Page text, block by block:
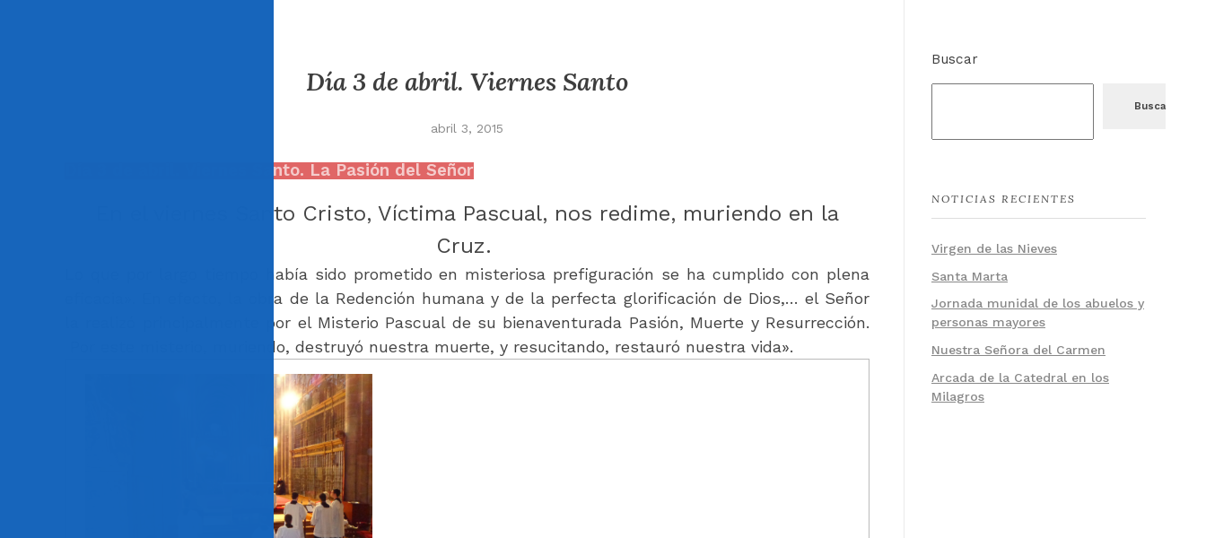
Día 3 de abril. Viernes Santo
abril 3, 2015
Viernes Santo. La Pasión del Señor
En el viernes Santo Cristo, Víctima Pascual, nos redime, muriendo en la
Cruz.
Lo que por largo tiempo había sido prometido en misteriosa prefiguración se ha cumplido con plena
eficacia». En efecto, la obra de la Redención humana y de la perfecta glorificación de Dios,… el Señor
la realizó principalmente por el Misterio Pascual de su bienaventurada Pasión, Muerte y Resurrección.
Por este misterio, muriendo, destruyó nuestra muerte, y resucitando, restauró nuestra vida».
Buscar
Buscar
NOTICIAS RECIENTES
Virgen de las Nieves
Santa Marta
Jornada munidal de los abuelos y
personas mayores
Nuestra Señora del Carmen
Arcada de la Catedral en los
Milagros